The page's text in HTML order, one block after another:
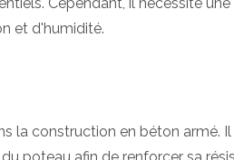
et d'humidité.
la construction en béton armé.
poteau afin de renforcer sa